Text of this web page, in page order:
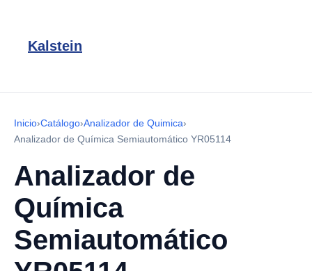
Kalstein
Inicio›Catálogo›Analizador de Quimica›
Analizador de Química Semiautomático YR05114
Analizador de
Química
Semiautomático